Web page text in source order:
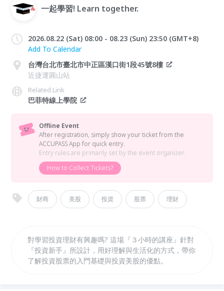
一起學習! Learn together.
2026.08.22 (Sat) 08:00 - 08.23 (Sun) 23:50 (GMT+8)
Add To Calendar
台灣台北市臺北市中正區漢口街1段45號8樓
近捷運圓山站
Related Link
巴菲特線上學院
Offline Event
After registration, simply show your ticket from the
ACCUPASS App for quick entry.
Entry rules are primarily set by the event organizer.
How to Collect Tickets?
財商 美股 投資 股票 理財
對學習投資理財有興趣嗎? 這場『３小時的講座』針對
『投資新手』所設計，用好理解與生活化的方式，帶你
了解投資股票的入門基礎與投資美股的優點。